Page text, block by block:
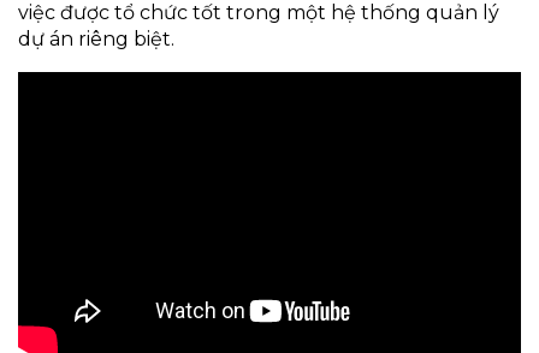
việc được tổ chức tốt trong một hệ thống quản lý
dự án riêng biệt.